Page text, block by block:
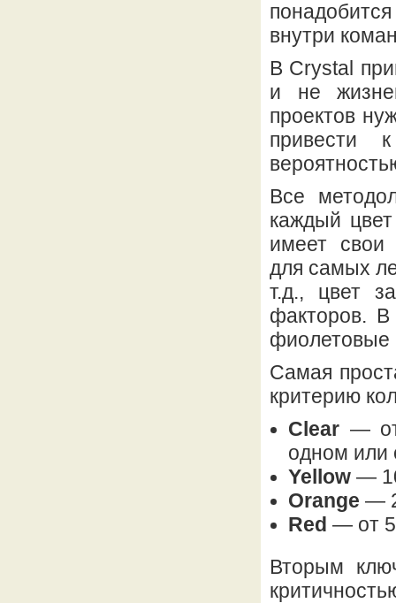
внутри
В Crystal
и не
проектов
привести
Все
каждый
имеет свои
для самых
т.д., цвет
факторов. В
фиолетовые
Самая
критерию
Clear —
одном
Yellow —
Orange —
Red — от
Вторым